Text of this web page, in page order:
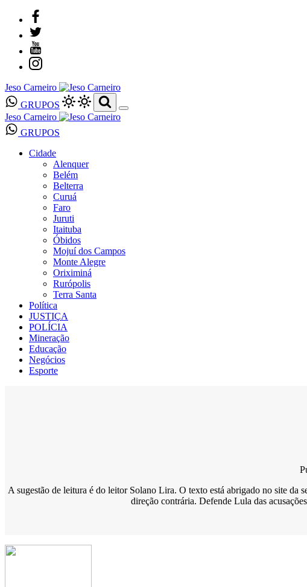
Jeso Carneiro
GRUPOS
Jeso Carneiro
GRUPOS
Cidade
Alenquer
Belém
Belterra
Curuá
Faro
Juruti
Itaituba
Óbidos
Mojuí dos Campos
Monte Alegre
Oriximiná
Rurópolis
Terra Santa
Política
JUSTIÇA
POLÍCIA
Mineração
Educação
Negócios
Esporte
A sugestão de leitura é do leitor Solano Lira. O texto está abrigado no site da
direção contrária. Defende Lula das